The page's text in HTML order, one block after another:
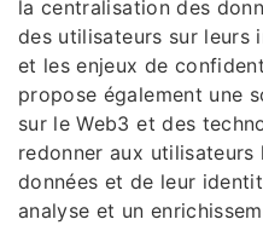
la centralisation des
des utilisateurs sur leurs
et les enjeux de
propose également une
sur le Web3 et des
redonner aux
données et de leur
analyse et un